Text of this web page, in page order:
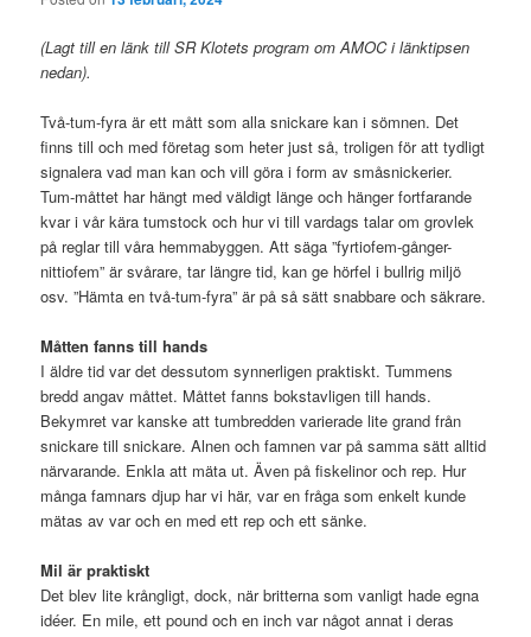
(Lagt till en länk till SR Klotets program om AMOC i länktipsen
nedan).
Två-tum-fyra är ett mått som alla snickare kan i sömnen. Det
finns till och med företag som heter just så, troligen för att tydligt
signalera vad man kan och vill göra i form av småsnickerier.
Tum-måttet har hängt med väldigt länge och hänger fortfarande
kvar i vår kära tumstock och hur vi till vardags talar om grovlek
på reglar till våra hemmabyggen. Att säga ”fyrtiofem-gånger-
nittiofem” är svårare, tar längre tid, kan ge hörfel i bullrig miljö
osv. ”Hämta en två-tum-fyra” är på så sätt snabbare och säkrare.
Måtten fanns till hands
I äldre tid var det dessutom synnerligen praktiskt. Tummens
bredd angav måttet. Måttet fanns bokstavligen till hands.
Bekymret var kanske att tumbredden varierade lite grand från
snickare till snickare. Alnen och famnen var på samma sätt alltid
närvarande. Enkla att mäta ut. Även på fiskelinor och rep. Hur
många famnars djup har vi här, var en fråga som enkelt kunde
mätas av var och en med ett rep och ett sänke.
Mil är praktiskt
Det blev lite krångligt, dock, när britterna som vanligt hade egna
idéer. En mile, ett pound och en inch var något annat i deras